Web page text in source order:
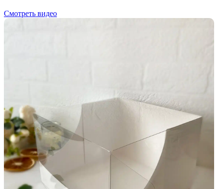
Смотреть видео